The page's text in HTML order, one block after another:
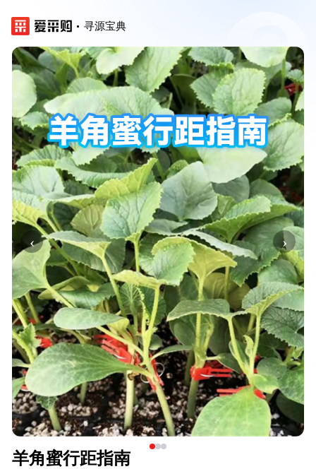
寻源宝典
‹ ›
羊角蜜行距指南